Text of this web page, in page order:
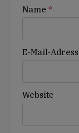
Name *
E-Mail-
Website